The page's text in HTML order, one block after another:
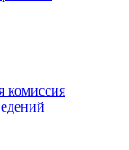
комиссия